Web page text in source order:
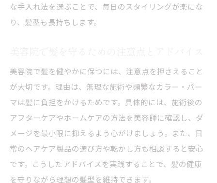
な手入れ法を選ぶことで、毎日のスタイリングが楽にな
り、髪型も長持ちします。
美容院で髪を健やかに保つには、注意点を押さえること
が大切です。理由は、無理な施術や頻繁なカラー・パー
マは髪に負担をかけるためです。具体的には、施術後の
アフターケアやホームケアの方法を美容師に確認し、ダ
メージを最小限に抑えるよう心がけましょう。また、日
常のヘアケア製品の選び方や乾かし方も相談すると安心
です。こうしたアドバイスを実践することで、髪の健康
を守りながら理想の髪型を維持できます。